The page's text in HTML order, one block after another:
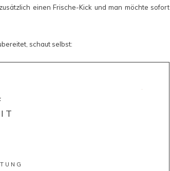
einen Frische-Kick und man möchte sofort
schaut selbst: